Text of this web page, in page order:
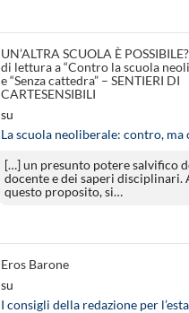
UN’ALTRA SCUOLA È
di lettura a “Contro la scuola
e “Senza cattedra” – SENTIERI DI
CARTESENSIBILI
su
La scuola neoliberale: contro, ma
[…] un presunto potere salvifico
docente e dei saperi disciplinari.
questo proposito, si…
Eros Barone
su
I consigli della redazione per